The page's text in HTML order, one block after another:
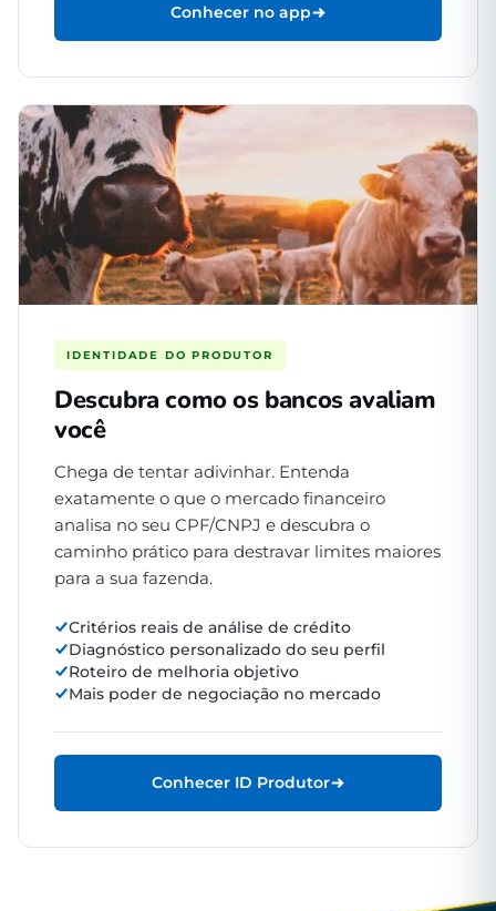
Conhecer no app
IDENTIDADE DO PRODUTOR
Descubra como os bancos avaliam
você
Chega de tentar adivinhar. Entenda
exatamente o que o mercado financeiro
analisa no seu CPF/CNPJ e descubra o
caminho prático para destravar limites maiores
para a sua fazenda.
Critérios reais de análise de crédito
Diagnóstico personalizado do seu perfil
Roteiro de melhoria objetivo
Mais poder de negociação no mercado
Conhecer ID Produtor